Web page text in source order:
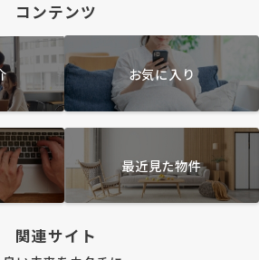
コンテンツ
お気に入り
最近見た物件
関連サイト